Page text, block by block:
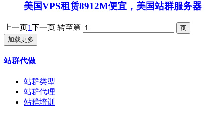
美国VPS租赁8912M便宜，美国站群服务器
上一页1下一页 转至第
加载更多
站群代做
站群类型
站群代理
站群培训